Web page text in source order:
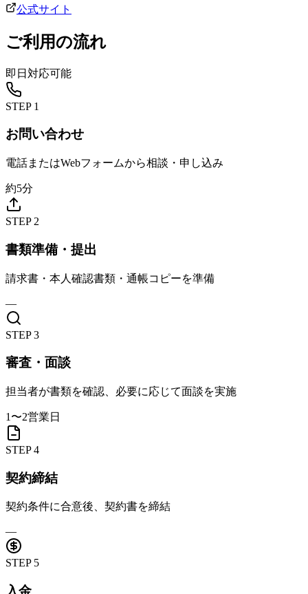
公式サイト
ご利用の流れ
即日対応可能
STEP 1
お問い合わせ
電話またはWebフォームから相談・申し込み
約5分
STEP 2
書類準備・提出
請求書・本人確認書類・通帳コピーを準備
—
STEP3
審査・面談
担当者が書類を確認、必要に応じて面談を実施
1〜2営業日
STEP4
契約締結
契約条件に合意後、契約書を締結
—
STEP 5
入金